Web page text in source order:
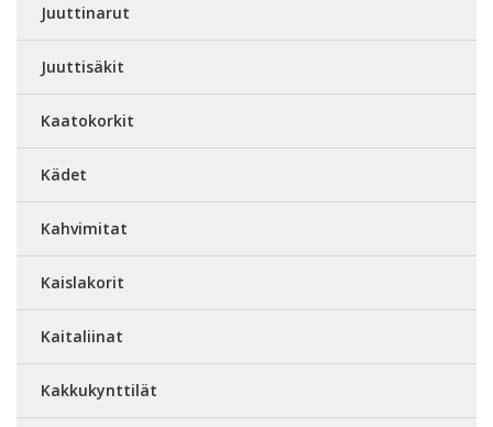
Juuttinarut
Juuttisäkit
Kaatokorkit
Kädet
Kahvimitat
Kaislakorit
Kaitaliinat
Kakkukynttilät